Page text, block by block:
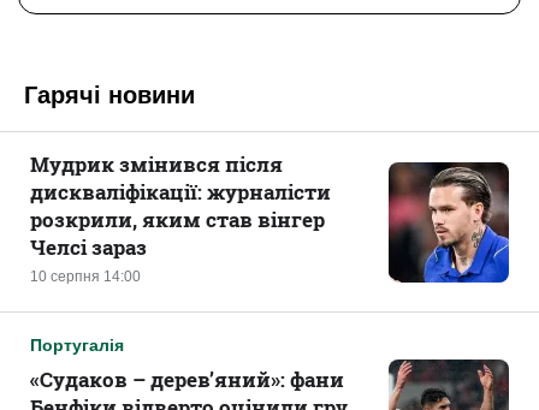
Гарячі новини
10 серпня 14:00
Мудрик змінився після
дискваліфікації: журналісти
розкрили, яким став вінгер
Челсі зараз
Португалія
«Судаков – дерев’яний»: фани